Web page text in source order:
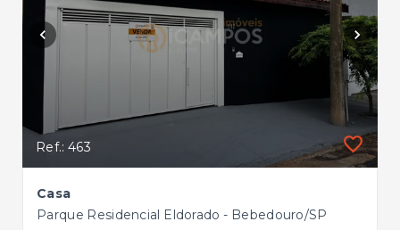
Ref.: 463
Casa
Parque Residencial Eldorado - Bebedouro/SP